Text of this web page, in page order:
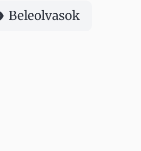
Beleolvasok